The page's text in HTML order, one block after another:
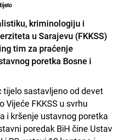
kriminologiju i
u Sarajevu (FKKSS)
tim za praćenje
poretka Bosne i
sastavljeno od devet
Vijeće FKKSS u svrhu
i kršenje ustavnog poretka
poredak BiH čine Ustav